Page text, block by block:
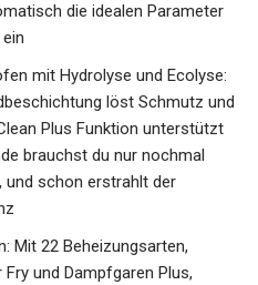
die idealen Parameter
mit Hydrolyse und Ecolyse:
löst Schmutz und
Plus Funktion unterstützt
brauchst du nur nochmal
schon erstrahlt der
Mit 22 Beheizungsarten,
und Dampfgaren Plus,